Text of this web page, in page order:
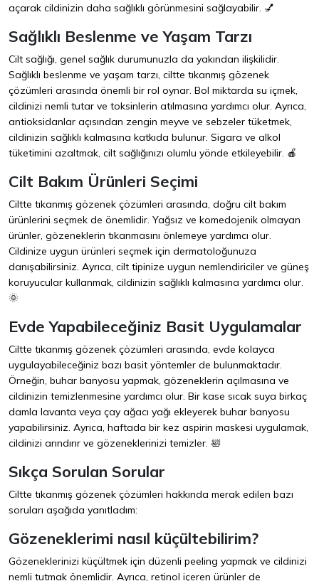
açarak cildinizin daha sağlıklı görünmesini sağlayabilir. 💅
Sağlıklı Beslenme ve Yaşam Tarzı
Cilt sağlığı, genel sağlık durumunuzla da yakından ilişkilidir.
Sağlıklı beslenme ve yaşam tarzı, ciltte tıkanmış gözenek
çözümleri arasında önemli bir rol oynar. Bol miktarda su içmek,
cildinizi nemli tutar ve toksinlerin atılmasına yardımcı olur. Ayrıca,
antioksidanlar açısından zengin meyve ve sebzeler tüketmek,
cildinizin sağlıklı kalmasına katkıda bulunur. Sigara ve alkol
tüketimini azaltmak, cilt sağlığınızı olumlu yönde etkileyebilir. 🍎
Cilt Bakım Ürünleri Seçimi
Ciltte tıkanmış gözenek çözümleri arasında, doğru cilt bakım
ürünlerini seçmek de önemlidir. Yağsız ve komedojenik olmayan
ürünler, gözeneklerin tıkanmasını önlemeye yardımcı olur.
Cildinize uygun ürünleri seçmek için dermatoloğunuza
danışabilirsiniz. Ayrıca, cilt tipinize uygun nemlendiriciler ve güneş
koruyucular kullanmak, cildinizin sağlıklı kalmasına yardımcı olur.
🌞
Evde Yapabileceğiniz Basit Uygulamalar
Ciltte tıkanmış gözenek çözümleri arasında, evde kolayca
uygulayabileceğiniz bazı basit yöntemler de bulunmaktadır.
Örneğin, buhar banyosu yapmak, gözeneklerin açılmasına ve
cildinizin temizlenmesine yardımcı olur. Bir kase sıcak suya birkaç
damla lavanta veya çay ağacı yağı ekleyerek buhar banyosu
yapabilirsiniz. Ayrıca, haftada bir kez aspirin maskesi uygulamak,
cildinizi arındırır ve gözeneklerinizi temizler. 🛀
Sıkça Sorulan Sorular
Ciltte tıkanmış gözenek çözümleri hakkında merak edilen bazı
soruları aşağıda yanıtladım:
Gözeneklerimi nasıl küçültebilirim?
Gözeneklerinizi küçültmek için düzenli peeling yapmak ve cildinizi
nemli tutmak önemlidir. Ayrıca, retinol içeren ürünler de